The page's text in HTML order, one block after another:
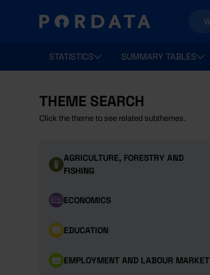
STATISTICS SUMMARY TABLES
THEME SEARCH
Click the theme to see related subthemes.
AGRICULTURE, FORESTRY AND
FISHING
ECONOMICS
EDUCATION
EMPLOYMENT AND LABOUR MARKET